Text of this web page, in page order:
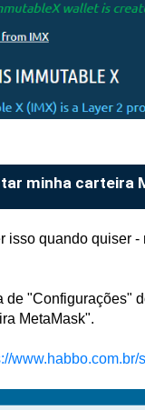
minha carteira
isso quando quiser
de "Configurações"
MetaMask".
www.habbo.com.br/